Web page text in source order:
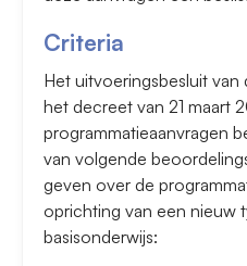
Criteria
Het uitvoeringsbesluit van
het decreet van 21 maart
programmatieaanvragen
van volgende
geven over de
oprichting van een nieuw
basisonderwijs: